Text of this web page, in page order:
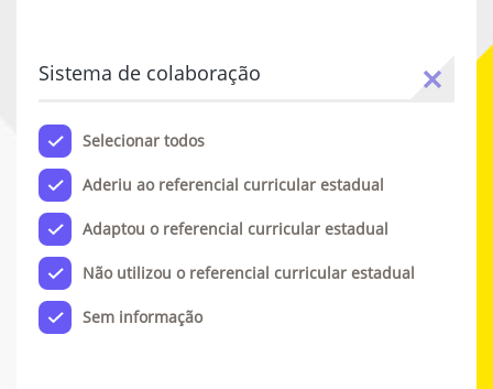
Sistema de colaboração
Selecionar todos
Aderiu ao referencial curricular estadual
Adaptou o referencial curricular estadual
Não utilizou o referencial curricular estadual
Sem informação